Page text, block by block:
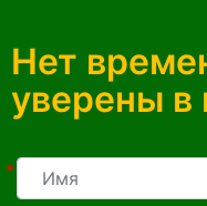
Нет
уверены в
*